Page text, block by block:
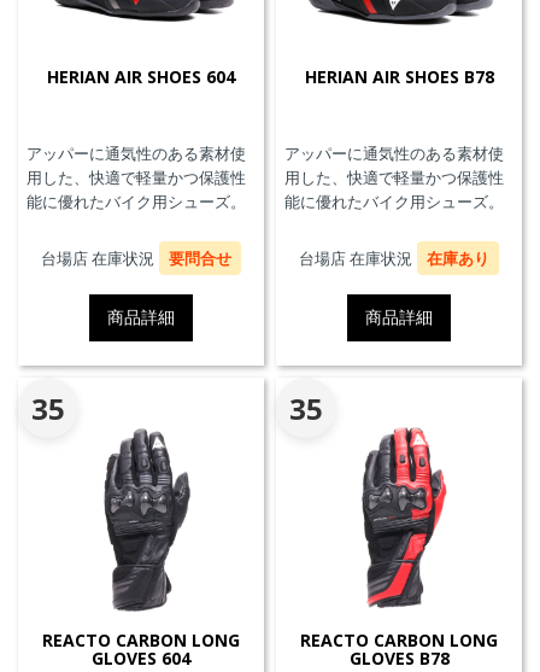
HERIAN AIR SHOES 604
アッパーに通気性のある素材使
用した、快適で軽量かつ保護性
能に優れたバイク用シューズ。
台場店 在庫状況 要問合せ
商品詳細
HERIAN AIR SHOES B78
アッパーに通気性のある素材使
用した、快適で軽量かつ保護性
能に優れたバイク用シューズ。
台場店 在庫状況 在庫あり
商品詳細
35
REACTO CARBON LONG
GLOVES 604
35
REACTO CARBON LONG
GLOVES B78